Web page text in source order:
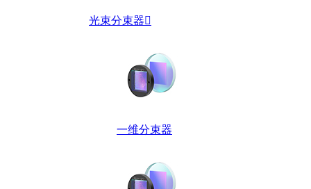
光束分束器
一维分束器